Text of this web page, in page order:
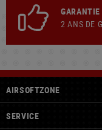
GARANTIE
2 ANS DE
AIRSOFTZONE
SERVICE